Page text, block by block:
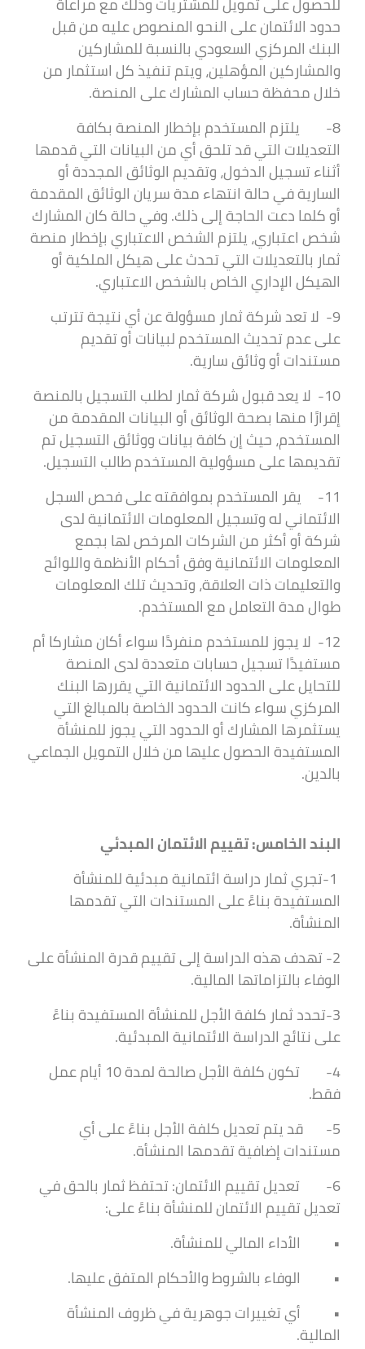
حدود الائتمان على النحو المنصوص عليه من قبل
البنك المركزي السعودي بالنسبة للمشاركين
والمشاركين المؤهلين، ويتم تنفيذ كل استثمار من
خلال محفظة حساب المشارك على المنصة.
8- يلتزم المستخدم بإخطار المنصة بكافة
التعديلات التي قد تلحق أي من البيانات التي قدمها
أثناء تسجيل الدخول، وتقديم الوثائق المجددة أو
السارية في حالة انتهاء مدة سريان الوثائق المقدمة
أو كلما دعت الحاجة إلى ذلك. وفي حالة كان المشارك
شخص اعتباري، يلتزم الشخص الاعتباري بإخطار منصة
ثمار بالتعديلات التي تحدث على هيكل الملكية أو
الهيكل الإداري الخاص بالشخص الاعتباري.
9- لا تعد شركة ثمار مسؤولة عن أي نتيجة تترتب
على عدم تحديث المستخدم لبيانات أو تقديم
مستندات أو وثائق سارية.
10- لا يعد قبول شركة ثمار لطلب التسجيل بالمنصة
إقرارًا منها بصحة الوثائق أو البيانات المقدمة من
المستخدم، حيث إن كافة بيانات ووثائق التسجيل تم
تقديمها على مسؤولية المستخدم طالب التسجيل.
11- يقر المستخدم بموافقته على فحص السجل
الائتماني له وتسجيل المعلومات الائتمانية لدى
شركة أو أكثر من الشركات المرخص لها بجمع
المعلومات الائتمانية وفق أحكام الأنظمة واللوائح
والتعليمات ذات العلاقة، وتحديث تلك المعلومات
طوال مدة التعامل مع المستخدم.
12- لا يجوز للمستخدم منفردًا سواء أكان مشاركا أم
مستفيدًا تسجيل حسابات متعددة لدى المنصة
للتحايل على الحدود الائتمانية التي يقررها البنك
المركزي سواء كانت الحدود الخاصة بالمبالغ التي
يستثمرها المشارك أو الحدود التي يجوز للمنشأة
المستفيدة الحصول عليها من خلال التمويل الجماعي
بالدين.
البند الخامس: تقييم الائتمان المبدئي
1-تجري ثمار دراسة ائتمانية مبدئية للمنشأة
المستفيدة بناءً على المستندات التي تقدمها
المنشأة.
2- تهدف هذه الدراسة إلى تقييم قدرة المنشأة على
الوفاء بالتزاماتها المالية.
3-تحدد ثمار كلفة الأجل للمنشأة المستفيدة بناءً
على نتائج الدراسة الائتمانية المبدئية.
4- تكون كلفة الأجل صالحة لمدة 10 أيام عمل
فقط.
5- قد يتم تعديل كلفة الأجل بناءً على أي
مستندات إضافية تقدمها المنشأة.
6- تعديل تقييم الائتمان: تحتفظ ثمار بالحق في
تعديل تقييم الائتمان للمنشأة بناءً على:
• الأداء المالي للمنشأة.
• الوفاء بالشروط والأحكام المتفق عليها.
• أي تغييرات جوهرية في ظروف المنشأة
المالية.